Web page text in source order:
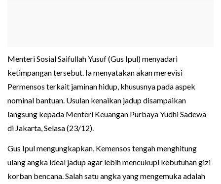
Menteri Sosial Saifullah Yusuf (Gus Ipul) menyadari
ketimpangan tersebut. Ia menyatakan akan merevisi
Permensos terkait jaminan hidup, khususnya pada aspek
nominal bantuan. Usulan kenaikan jadup disampaikan
langsung kepada Menteri Keuangan Purbaya Yudhi Sadewa
di Jakarta, Selasa (23/12).
Gus Ipul mengungkapkan, Kemensos tengah menghitung
ulang angka ideal jadup agar lebih mencukupi kebutuhan gizi
korban bencana. Salah satu angka yang mengemuka adalah